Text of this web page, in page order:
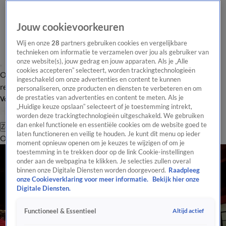
Overzicht Laatste nieuws Regionieuws Het beste van Hart
Tip de
redactie
Volg Hart van Nederland
Zoeken
OverzichtRegioUitzendingenWeerTip de redactiePanelVideo's
Jouw cookievoorkeuren
Wij en onze28 partners gebruiken cookies en vergelijkbare
technieken om informatie te verzamelen over jou als gebruiker van
onze website(s), jouw gedrag en jouw apparaten. Als je „Alle
cookies accepteren” selecteert, worden trackingtechnologieën
ingeschakeld om onze advertenties en content te kunnen
personaliseren, onze producten en diensten te verbeteren en om
de prestaties van advertenties en content te meten. Als je
„Huidige keuze opslaan” selecteert of je toestemming intrekt,
worden deze trackingtechnologieën uitgeschakeld. We gebruiken
dan enkel functionele en essentiële cookies om de website goed te
laten functioneren en veilig te houden. Je kunt dit menu op ieder
moment opnieuw openen om je keuzes te wijzigen of om je
toestemming in te trekken door op de link Cookie-instellingen
onder aan de webpagina te klikken. Je selecties zullen overal
binnen onze Digitale Diensten worden doorgevoerd. Raadpleeg
onze Cookieverklaring voor meer informatie.
Bekijk hier onze
Digitale Diensten.
Functioneel & Essentieel Altijd actief